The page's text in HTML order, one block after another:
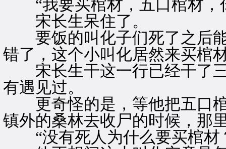
“我要买棺材，五口棺材，
宋长生呆住了。
要饭的叫化子们死了之后能
错了，这个小叫化居然来买棺
宋长生干这一行已经干了三
有遇见过。
更奇怪的是，等他把五口棺
镇外的桑林去收尸的时候，那
“没有死人为什么要买棺材